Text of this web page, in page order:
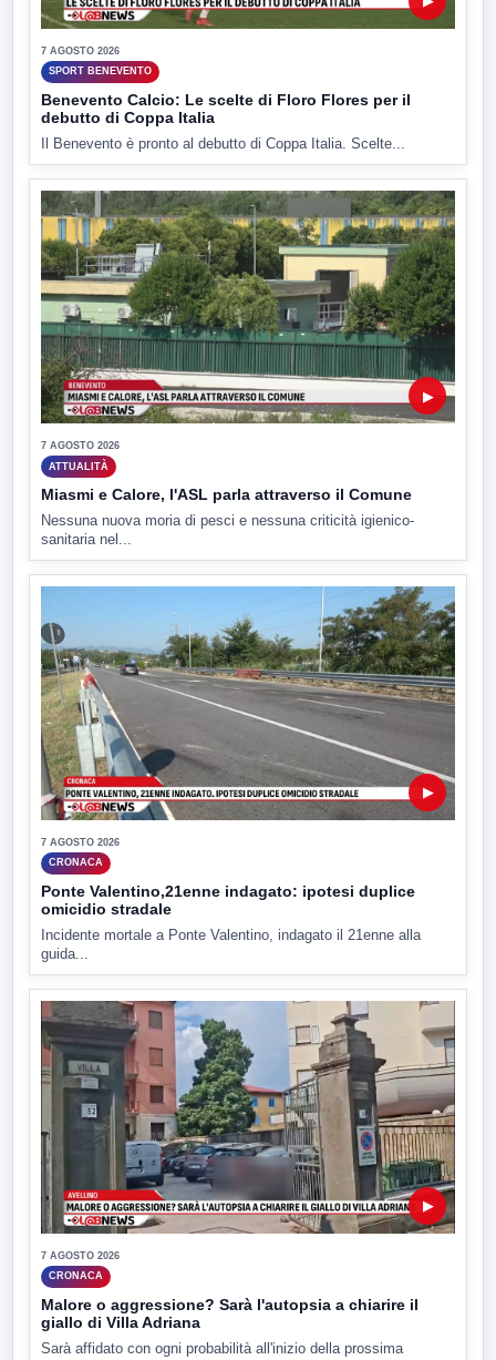
7 AGOSTO 2026
SPORT BENEVENTO
Benevento Calcio: Le scelte di Floro Flores per il
debutto di Coppa Italia
Il Benevento è pronto al debutto di Coppa Italia. Scelte...
▶
7 AGOSTO 2026
ATTUALITÀ
Miasmi e Calore, l'ASL parla attraverso il Comune
Nessuna nuova moria di pesci e nessuna criticità igienico-
sanitaria nel...
▶
7 AGOSTO 2026
CRONACA
Ponte Valentino,21enne indagato: ipotesi duplice
omicidio stradale
Incidente mortale a Ponte Valentino, indagato il 21enne alla
guida...
▶
7 AGOSTO 2026
CRONACA
Malore o aggressione? Sarà l'autopsia a chiarire il
giallo di Villa Adriana
Sarà affidato con ogni probabilità all'inizio della prossima